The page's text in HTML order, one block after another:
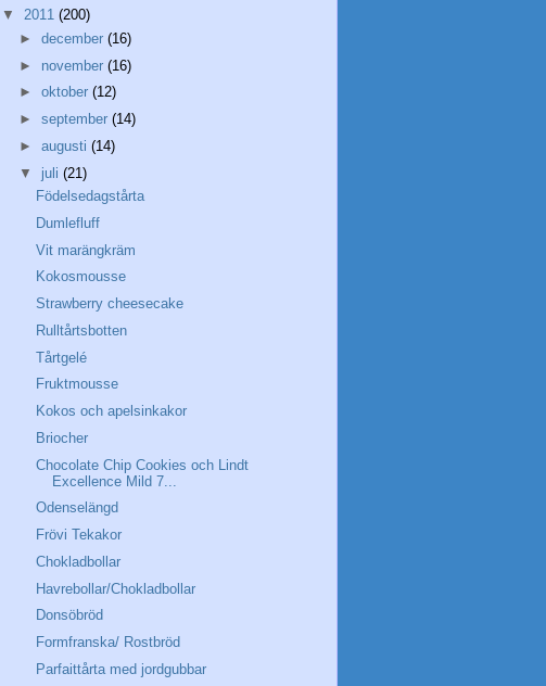
▼ 2011 (200)
► december (16)
► november (16)
► oktober (12)
► september (14)
► augusti (14)
▼ juli (21)
Födelsedagstårta
Dumlefluff
Vit marängkräm
Kokosmousse
Strawberry cheesecake
Rulltårtsbotten
Tårtgelé
Fruktmousse
Kokos och apelsinkakor
Briocher
Chocolate Chip Cookies och Lindt
Excellence Mild 7...
Odenselängd
Frövi Tekakor
Chokladbollar
Havrebollar/Chokladbollar
Donsöbröd
Formfranska/ Rostbröd
Parfaittårta med jordgubbar